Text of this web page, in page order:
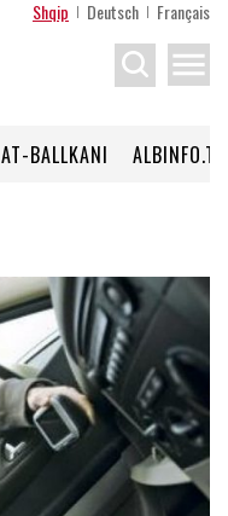
Shqip Deutsch Français
menu
AT-BALLKANI ALBINFO.TV